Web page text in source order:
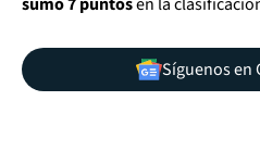
Síguenos en